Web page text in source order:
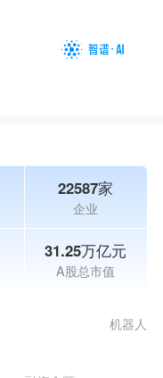
22587家
企业
31.25万亿元
A股总市值
机器人